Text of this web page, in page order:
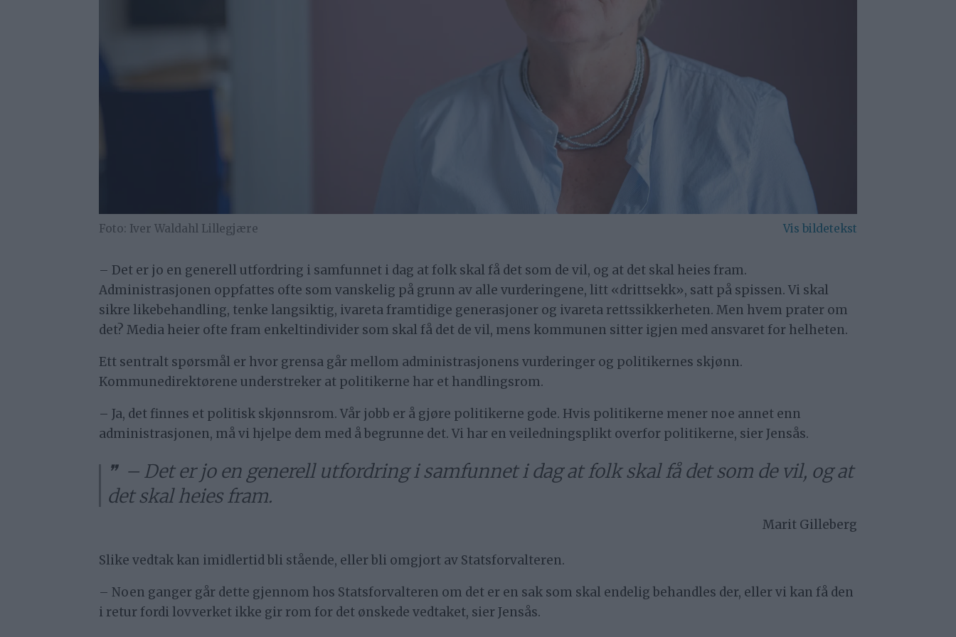
Iver Waldahl Lillegjære
– Det er jo en generell utfordring i samfunnet i dag at folk skal få det som de vil, og at det skal heies fram.
Administrasjonen oppfattes ofte som vanskelig på grunn av alle vurderingene, litt «drittsekk», satt på spissen. Vi skal
sikre likebehandling, tenke langsiktig, ivareta framtidige generasjoner og ivareta rettssikkerheten. Men hvem prater om
det? Media heier ofte fram enkeltindivider som skal få det de vil, mens kommunen sitter igjen med ansvaret for helheten.
Ett sentralt spørsmål er hvor grensa går mellom administrasjonens vurderinger og politikernes skjønn.
Kommunedirektørene understreker at politikerne har et handlingsrom.
– Ja, det finnes et politisk skjønnsrom. Vår jobb er å gjøre politikerne gode. Hvis politikerne mener noe annet enn
administrasjonen, må vi hjelpe dem med å begrunne det. Vi har en veiledningsplikt overfor politikerne, sier Jensås.
– Det er jo en generell utfordring i samfunnet i dag at folk skal få det som de vil, og at
det skal heies fram.
Marit Gilleberg
Slike vedtak kan imidlertid bli stående, eller bli omgjort av Statsforvalteren.
– Noen ganger går dette gjennom hos Statsforvalteren om det er en sak som skal endelig behandles der, eller vi kan få den
i retur fordi lovverket ikke gir rom for det ønskede vedtaket, sier Jensås.